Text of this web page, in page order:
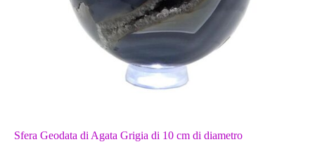
Sfera Geodata di Agata Grigia di 10 cm di diametro